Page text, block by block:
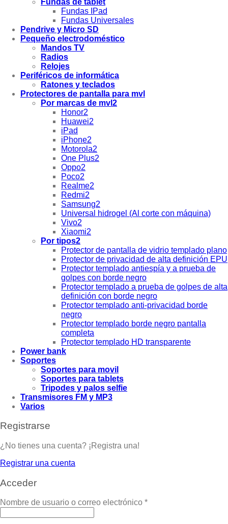
Fundas IPad
Fundas Universales
Pendrive y Micro SD
Pequeño electrodoméstico
Mandos TV
Radios
Relojes
Periféricos de informática
Ratones y teclados
Protectores de pantalla para mvl
Por marcas de mvl2
Honor2
Huawei2
iPad
iPhone2
Motorola2
One Plus2
Oppo2
Poco2
Realme2
Redmi2
Samsung2
Universal hidrogel (Al corte con máquina)
Vivo2
Xiaomi2
Por tipos2
Protector de pantalla de vidrio templado plano
Protector de privacidad de alta definición EPU
Protector templado antiespía y a prueba de
golpes con borde negro
Protector templado a prueba de golpes de alta
definición con borde negro
Protector templado anti-privacidad borde
negro
Protector templado borde negro pantalla
completa
Protector templado HD transparente
Power bank
Soportes
Soportes para movil
Soportes para tablets
Tripodes y palos selfie
Transmisores FM y MP3
Varios
Registrarse
¿No tienes una cuenta? ¡Registra una!
Registrar una cuenta
Acceder
Nombre de usuario o correo electrónico *